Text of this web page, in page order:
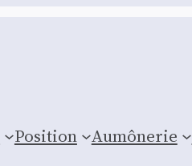
Posi­tion Aumônerie